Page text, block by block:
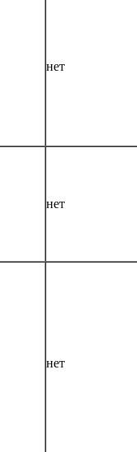
нет
нет
нет